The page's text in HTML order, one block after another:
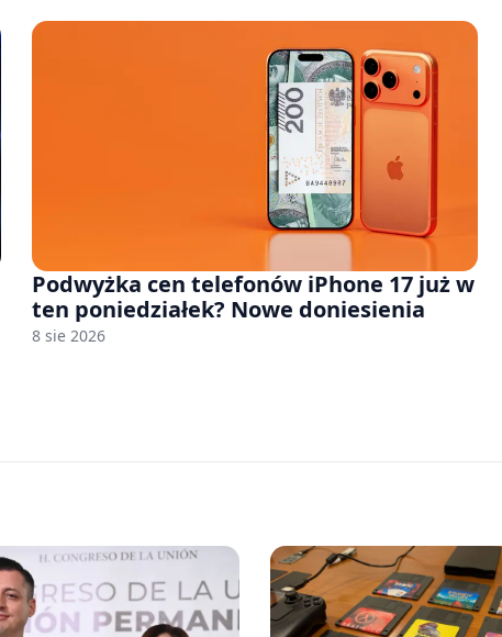
Podwyżka cen telefonów iPhone 17 już w
ten poniedziałek? Nowe doniesienia
8 sie 2026